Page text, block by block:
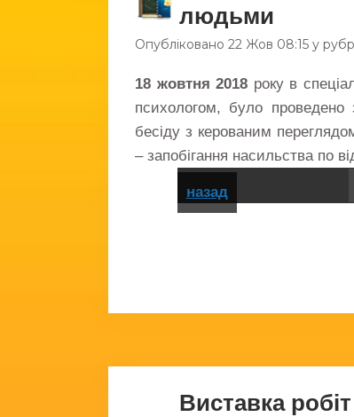
людьми
Опубліковано 22 Жов 08:15 у
18 жовтня 2018 року в
психологом, було проведено
бесіду з керованим
– запобігання насильства по
назад
Виставка